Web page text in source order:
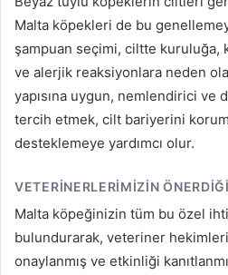
Malta köpekleri de bu
şampuan seçimi, ciltte kuruluğa,
ve alerjik reaksiyonlara neden
yapısına uygun, nemlendirici ve
tercih etmek, cilt bariyerini
desteklemeye yardımcı olur.
VETERINERLERIMIZIN
Malta köpeğinizin tüm bu özel
bulundurarak, veteriner
onaylanmış ve etkinliği